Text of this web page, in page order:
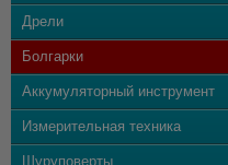
Дрели
Болгарки
Аккумуляторный инструмент
Измерительная техника
Шуруповерты